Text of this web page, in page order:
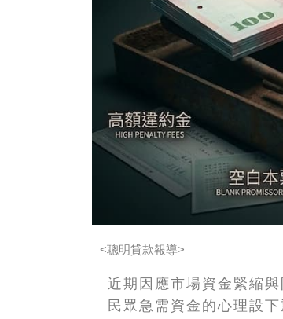
<聰明貸款報導>
近期因應市場資金緊縮
民眾急需資金的心理設